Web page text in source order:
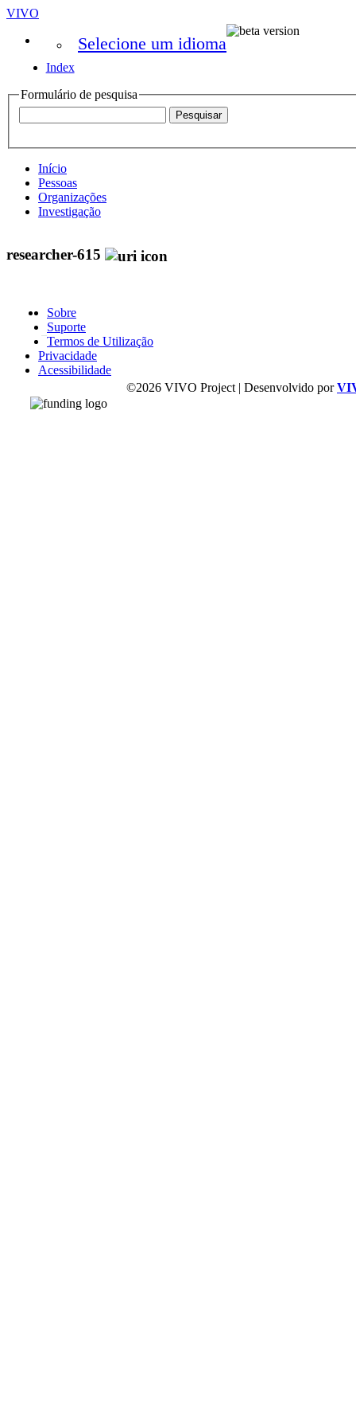
VIVO
Selecione um idioma
Index
Formulário de pesquisa
Início
Pessoas
Organizações
Investigação
researcher-615
Sobre
Suporte
Termos de Utilização
Privacidade
Acessibilidade
©2026 VIVO Project | Desenvolvido por